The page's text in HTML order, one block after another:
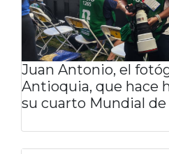
Juan Antonio, el
Antioquia, que hace
su cuarto Mundial